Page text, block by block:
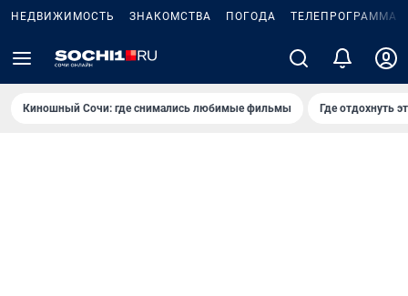
НЕДВИЖИМОСТЬ ЗНАКОМСТВА ПОГОДА ТЕЛЕПРОГРАММА
Киношный Сочи: где снимались любимые фильмы Где отдохнуть